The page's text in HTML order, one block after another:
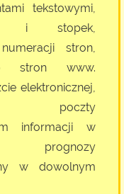
tekstowymi,
i stopek,
stron,
stron www.
elektronicznej,
poczty
informacji w
prognozy
w dowolnym